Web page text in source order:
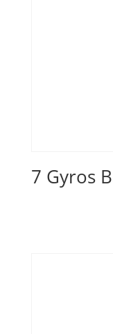
7 Gyros